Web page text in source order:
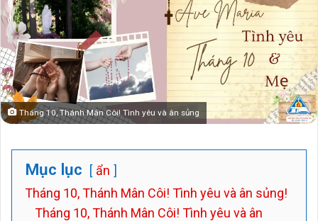
Tháng 10, Thánh Mân Côi! Tình yêu và ân sủng
Mục lục
ẩn
Tháng 10, Thánh Mân Côi! Tình yêu và ân sủng!
Tháng 10, Thánh Mân Côi! Tình yêu và ân